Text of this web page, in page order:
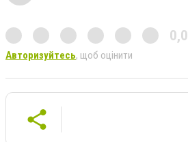
0,0
Авторизуйтесь, щоб оцінити